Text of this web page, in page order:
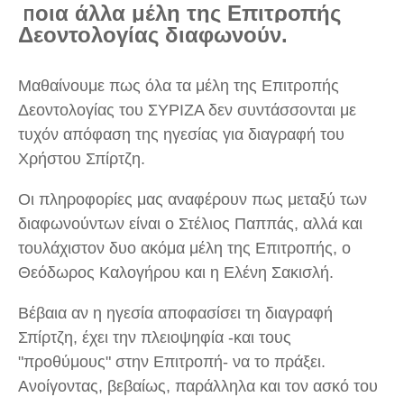
Ποια άλλα μέλη της Επιτροπής
Δεοντολογίας διαφωνούν.
Μαθαίνουμε πως όλα τα μέλη της Επιτροπής
Δεοντολογίας του ΣΥΡΙΖΑ δεν συντάσσονται με
τυχόν απόφαση της ηγεσίας για διαγραφή του
Χρήστου Σπίρτζη.
Οι πληροφορίες μας αναφέρουν πως μεταξύ των
διαφωνούντων είναι ο Στέλιος Παππάς, αλλά και
τουλάχιστον δυο ακόμα μέλη της Επιτροπής, ο
Θεόδωρος Καλογήρου και η Ελένη Σακισλή.
Βέβαια αν η ηγεσία αποφασίσει τη διαγραφή
Σπίρτζη, έχει την πλειοψηφία -και τους
"προθύμους" στην Επιτροπή- να το πράξει.
Ανοίγοντας, βεβαίως, παράλληλα και τον ασκό του